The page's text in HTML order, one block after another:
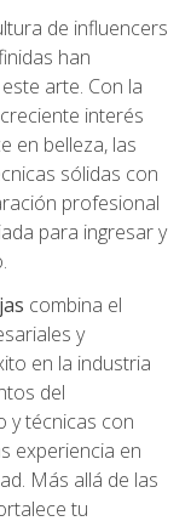
de influencers
han
arte. Con la
interés
en belleza, las
sólidas con
profesional
para ingresar y
combina el
y
en la industria
del
y técnicas con
experiencia en
Más allá de las
tu